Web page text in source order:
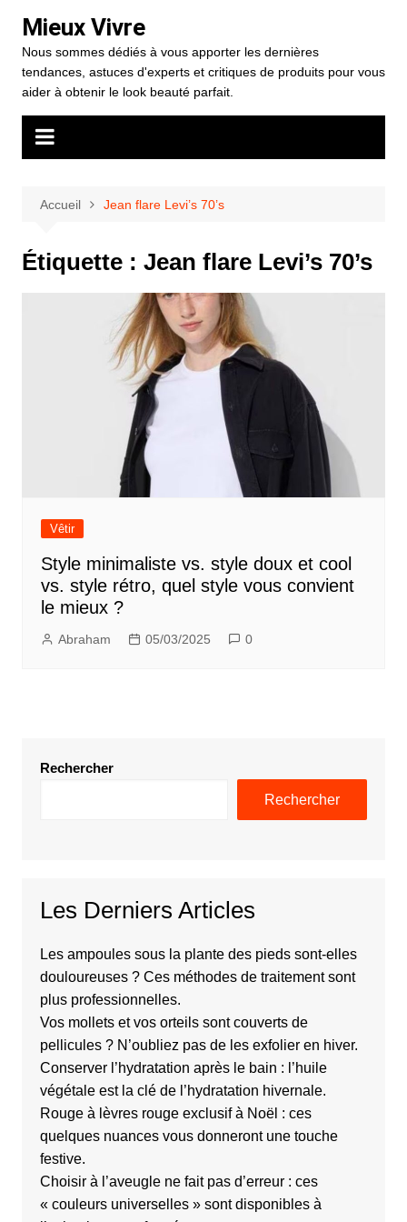
contenu
Mieux Vivre
Nous sommes dédiés à vous apporter les dernières
tendances, astuces d'experts et critiques de produits pour vous
aider à obtenir le look beauté parfait.
Accueil Jean flare Levi’s 70’s
Étiquette : Jean flare Levi’s 70’s
Vêtir
Style minimaliste vs. style doux et cool
vs. style rétro, quel style vous convient
le mieux ?
Abraham 05/03/2025 0
Rechercher
Rechercher
Les Derniers Articles
Les ampoules sous la plante des pieds sont-elles
douloureuses ? Ces méthodes de traitement sont
plus professionnelles.
Vos mollets et vos orteils sont couverts de
pellicules ? N’oubliez pas de les exfolier en hiver.
Conserver l’hydratation après le bain : l’huile
végétale est la clé de l’hydratation hivernale.
Rouge à lèvres rouge exclusif à Noël : ces
quelques nuances vous donneront une touche
festive.
Choisir à l’aveugle ne fait pas d’erreur : ces
« couleurs universelles » sont disponibles à